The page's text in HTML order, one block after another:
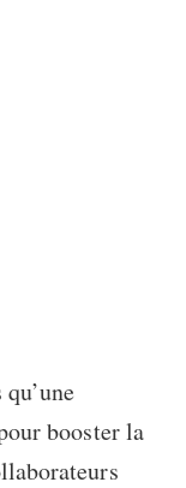
booster la